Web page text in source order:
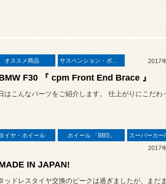
オススメ商品 サスペンション・ボディ関連 2017
F30 『 cpm Front End Brace 』
イヤ・ホイール ホイール 「BBS」
2017
IN JAPAN!